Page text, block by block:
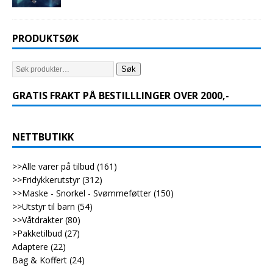
PRODUKTSØK
Søk
GRATIS FRAKT PÅ BESTILLLINGER OVER 2000,-
NETTBUTIKK
>>Alle varer på tilbud (161)
>>Fridykkerutstyr (312)
>>Maske - Snorkel - Svømmeføtter (150)
>>Utstyr til barn (54)
>>Våtdrakter (80)
>Pakketilbud (27)
Adaptere (22)
Bag & Koffert (24)